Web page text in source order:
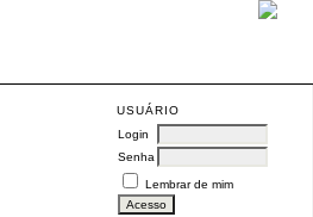
USUÁRIO
Login
Senha
Lembrar de mim